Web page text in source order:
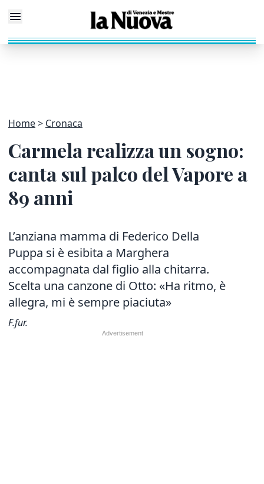
Home Cronaca
Carmela realizza un sogno:
canta sul palco del Vapore a
89 anni
L’anziana mamma di Federico Della
Puppa si è esibita a Marghera
accompagnata dal figlio alla chitarra.
Scelta una canzone di Otto: «Ha ritmo, è
allegra, mi è sempre piaciuta»
F.fur.